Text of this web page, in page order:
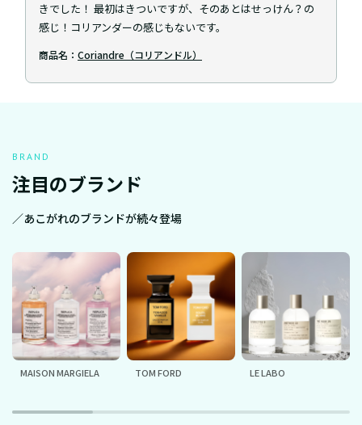
きでした！ 最初はきついですが、そのあとはせっけん？の
感じ！コリアンダーの感じもないです。
商品名： Coriandre（コリアンドル）
BRAND
注目のブランド
／あこがれのブランドが続々登場
MAISON MARGIELA TOM FORD LE LABO